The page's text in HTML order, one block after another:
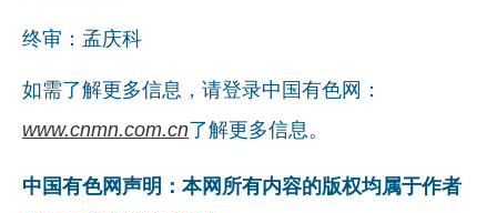
终审：孟庆科
如需了解更多信息，请登录中国有色网：
www.cnmn.com.cn了解更多信息。
中国有色网声明：本网所有内容的版权均属于作者